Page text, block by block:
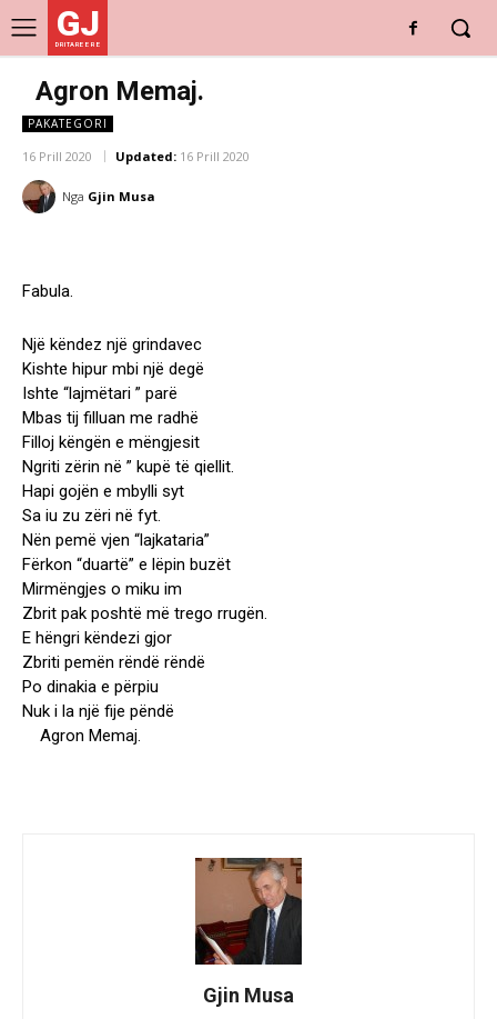
GJ
DRITARE E RE
Agron Memaj.
PAKATEGORI
16 Prill 2020 Updated: 16 Prill 2020
Nga Gjin Musa
Fabula.
Një këndez një grindavec
Kishte hipur mbi një degë
Ishte “lajmëtari ” parë
Mbas tij filluan me radhë
Filloj këngën e mëngjesit
Ngriti zërin në ” kupë të qiellit.
Hapi gojën e mbylli syt
Sa iu zu zëri në fyt.
Nën pemë vjen “lajkataria”
Fërkon “duartë” e lëpin buzët
Mirmëngjes o miku im
Zbrit pak poshtë më trego rrugën.
E hëngri këndezi gjor
Zbriti pemën rëndë rëndë
Po dinakia e përpiu
Nuk i la një fije pëndë
Agron Memaj.
Gjin Musa